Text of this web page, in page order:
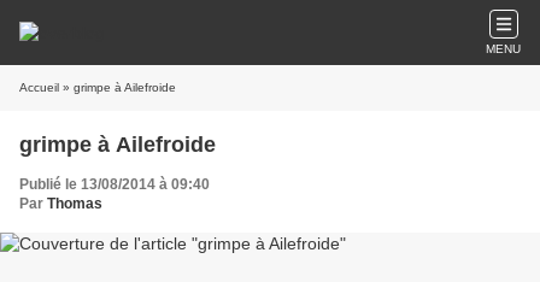
MENU
Accueil » grimpe à Ailefroide
grimpe à Ailefroide
Publié le 13/08/2014 à 09:40
Par Thomas